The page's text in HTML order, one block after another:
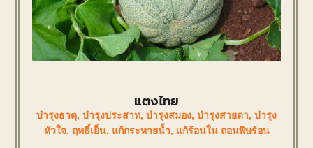
แตงไทย
บำรุงธาตุ, บำรุงประสาท, บำรุงสมอง, บำรุงสายตา, บำรุง
หัวใจ, ฤทธิ์เย็น, แก้กระหายน้ำ, แก้ร้อนใน ถอนพิษร้อน